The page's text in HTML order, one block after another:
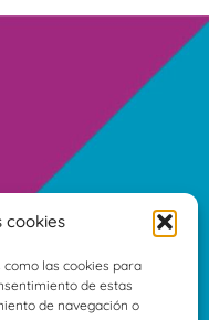
cookies
las cookies para
de estas
de navegación o